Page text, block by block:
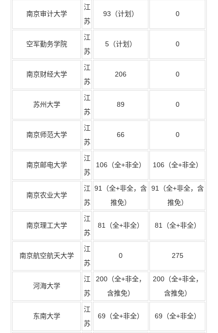
南京审计大学
江
苏
93 （计划） 0
空军勤务学院
江
苏
5 （计划） 0
南京财经大学
江
苏
206 0
苏州大学
江
苏
89 0
南京师范大学
江
苏
66 0
南京邮电大学
江
苏
106 （全+非全） 106 （全+非全）
南京农业大学
江
苏
91 （全+非全，含
推免）
91 （全+非全，含
推免）
南京理工大学
江
苏
81 （全+非全） 81 （全+非全）
南京航空航天大学
江
苏
0 275
河海大学
江
苏
200 （全+非全，
含推免）
200（全+非全，
含推免）
东南大学
江
苏
69 （全+非全） 69 （全+非全）